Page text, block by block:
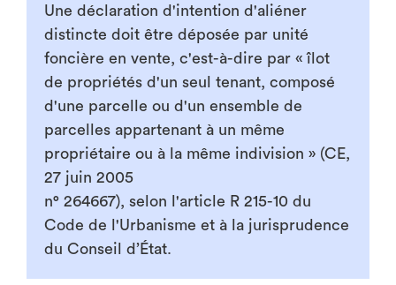
Une déclaration d'intention d'aliéner
distincte doit être déposée par unité
foncière en vente, c'est-à-dire par « îlot
de propriétés d'un seul tenant, composé
d'une parcelle ou d'un ensemble de
parcelles appartenant à un même
propriétaire ou à la même indivision » (CE,
27 juin 2005
n° 264667), selon l'article R 215-10 du
Code de l'Urbanisme et à la jurisprudence
du Conseil d’État.